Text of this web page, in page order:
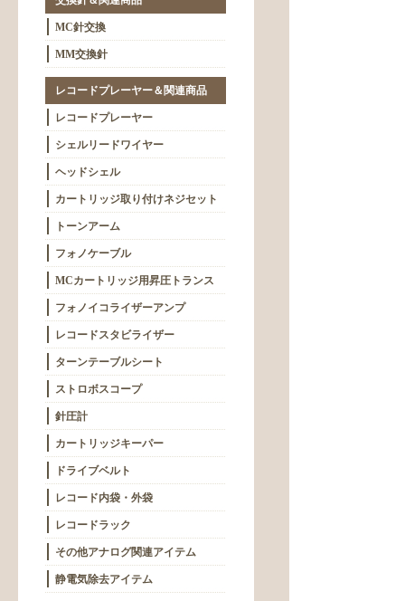
MC針交換
MM交換針
レコードプレーヤー＆関連商品
レコードプレーヤー
シェルリードワイヤー
ヘッドシェル
カートリッジ取り付けネジセット
トーンアーム
フォノケーブル
MCカートリッジ用昇圧トランス
フォノイコライザーアンプ
レコードスタビライザー
ターンテーブルシート
ストロボスコープ
針圧計
カートリッジキーパー
ドライブベルト
レコード内袋・外袋
レコードラック
その他アナログ関連アイテム
静電気除去アイテム